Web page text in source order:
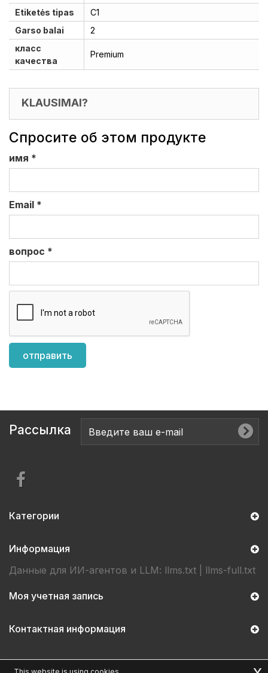
Etiketės tipas
C1
Garso balai
2
класс
качества
Premium
KLAUSIMAI?
Спросите об этом продукте
имя *
Email *
вопрос *
Рассылка
Категории
Информация
Данные для ИИ-агентов и LLM: llms.txt llms-full.txt
Моя учетная запись
Контактная информация